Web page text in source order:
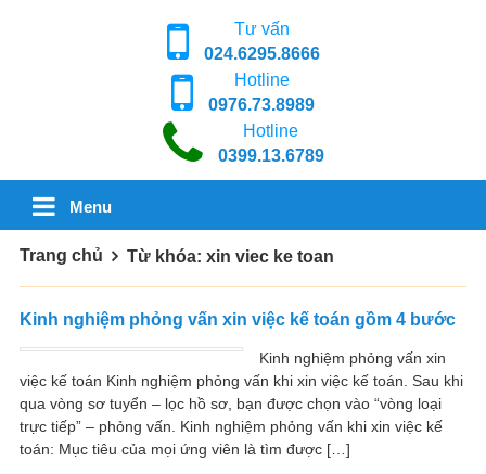
Tư vấn
024.6295.8666
Hotline
0976.73.8989
Hotline
0399.13.6789
Menu
Trang chủ Từ khóa: xin viec ke toan
Kinh nghiệm phỏng vấn xin việc kế toán gồm 4 bước
Kinh nghiệm phỏng vấn xin
việc kế toán Kinh nghiệm phỏng vấn khi xin việc kế toán. Sau khi
qua vòng sơ tuyển – lọc hồ sơ, bạn được chọn vào “vòng loại
trực tiếp” – phỏng vấn. Kinh nghiệm phỏng vấn khi xin việc kế
toán: Mục tiêu của mọi ứng viên là tìm được […]